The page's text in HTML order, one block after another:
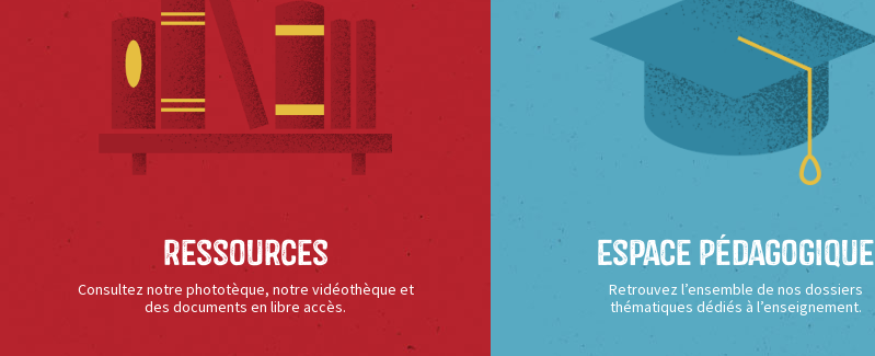
Ressources
Consultez notre phototèque, notre vidéothèque et
des documents en libre accès.
Espace Pédagogique
Retrouvez l’ensemble de nos dossiers
thématiques dédiés à l’enseignement.